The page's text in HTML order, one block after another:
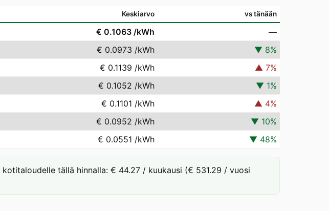
Keskiarvo vs tänään
€ 0.1063 /kWh
—
€ 0.0973 /kWh ▼ 8%
€ 0.1139 /kWh ▲ 7%
€ 0.1052 /kWh ▼ 1%
€ 0.1101 /kWh ▲ 4%
€ 0.0952 /kWh ▼ 10%
€ 0.0551 /kWh ▼ 48%
tällä hinnalla: € 44.27 / kuukausi (€ 531.29 / vuosi